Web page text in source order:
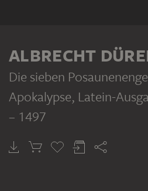
ALBRECHT
Die sieben
Apokalypse, Latein-
– 1497